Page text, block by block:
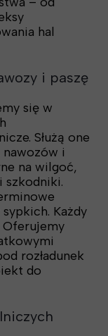
hal
i paszę
się w
Służą one
i
na wilgoć,
szkodniki.
Każdy
Oferujemy
rozładunek
do